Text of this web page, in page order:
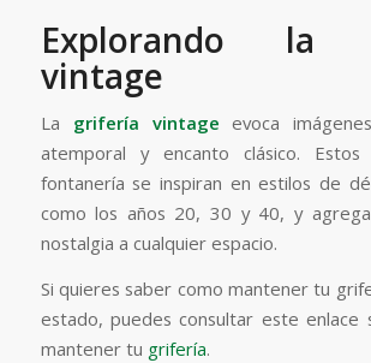
Explorando la
vintage
La grifería vintage evoca
atemporal y encanto clásico. Estos
fontanería se inspiran en estilos de
como los años 20, 30 y 40, y
nostalgia a cualquier espacio.
Si quieres saber como mantener tu
estado, puedes consultar este enlace
mantener tu grifería.